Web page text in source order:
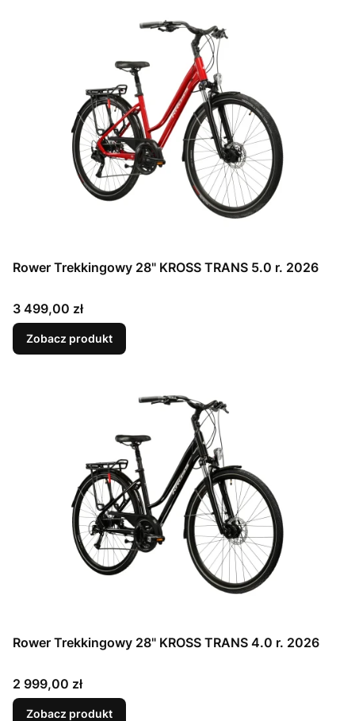
Rower Trekkingowy 28" KROSS TRANS 5.0 r. 2026
Cena
3 499,00 zł
Zobacz produkt
Rower Trekkingowy 28" KROSS TRANS 4.0 r. 2026
Cena
2 999,00 zł
Zobacz produkt